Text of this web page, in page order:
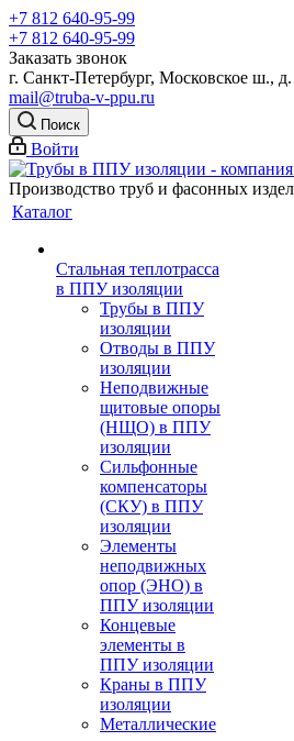
+7 812 640-95-99
+7 812 640-95-99
Заказать звонок
г. Санкт-Петербург,
mail@truba-v-ppu.ru
Поиск
Войти
Производство труб и фасонных
Каталог
Стальная теплотрасса
в ППУ изоляции
Трубы в ППУ
изоляции
Отводы в ППУ
изоляции
Неподвижные
щитовые опоры
(НЩО) в ППУ
изоляции
Cильфонные
компенсаторы
(СКУ) в ППУ
изоляции
Элементы
неподвижных
опор (ЭНО) в
ППУ изоляции
Концевые
элементы в
ППУ изоляции
Краны в ППУ
изоляции
Металлические